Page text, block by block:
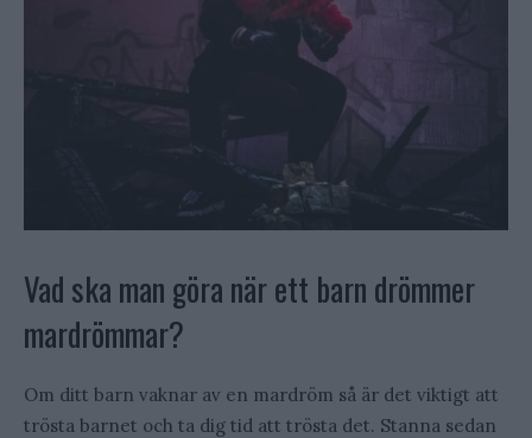
Vad ska man göra när ett barn drömmer
mardrömmar?
Om ditt barn vaknar av en mardröm så är det viktigt att
trösta barnet och ta dig tid att trösta det. Stanna sedan